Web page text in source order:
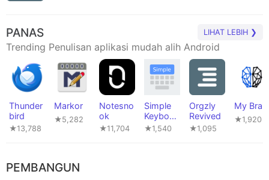
PANAS LIHAT LEBIH ❯
Trending Penulisan aplikasi mudah alih Android
Thunder
bird
★13,788
Markor
★5,282
Notesno
ok
★11,704
Simple
Keyboar
d
★1,540
Orgzly
Revived
★1,095
My Brain
★1,920
PEMBANGUN